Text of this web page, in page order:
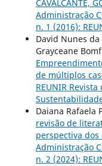
CAVALCANTE,
Administração
n. 1 (2016):
David Nunes da
Grayceane
de múltiplos
REUNIR
Daiana Rafaela
revisão de
perspectiva dos
Administração
n. 2 (2024):